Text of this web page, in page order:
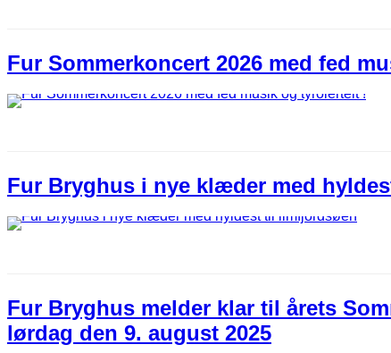
Fur Sommerkoncert 2026 med fed
Fur Bryghus i nye klæder med
Fur Bryghus melder klar til årets
lørdag den 9. august 2025